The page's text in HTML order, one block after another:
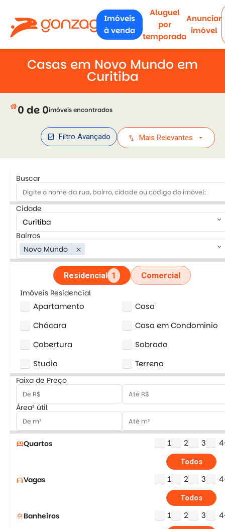
Imóveis
à venda
Aluguel
por
temporada
Anunciar
imóvel
Casas em Novo Mundo em
Curitiba
house0 de 0imóveis encontrados
check_box Filtro Avançado swap_vert Mais Relevantes arrow_drop_down
Buscar
Cidade
keyboard_arrow_down
Bairros
Novo Mundo
close keyboard_arrow_down
Residencial 1 Comercial
Imóveis Residencial
Apartamento
Casa
Chácara
Casa em Condominio
Cobertura
Sobrado
Studio
Terreno
Faixa de Preço
Área² útil
bedQuartos 1 2 3
Todos
directions_carVagas 1 2 3
Todos
shower Banheiros 1 2 3